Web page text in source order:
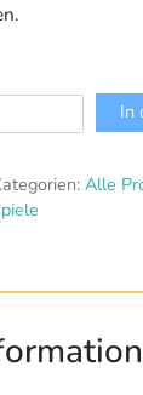
In
Alle